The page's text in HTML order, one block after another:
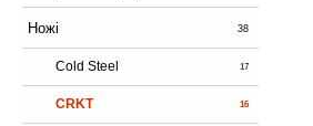
Ножі 38
Cold Steel 17
CRKT 16